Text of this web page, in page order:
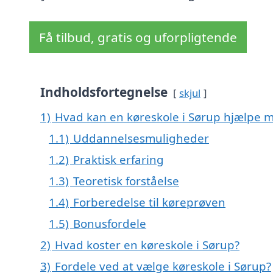
Få tilbud, gratis og uforpligtende
Indholdsfortegnelse skjul
1) Hvad kan en køreskole i Sørup hjælpe
1.1) Uddannelsesmuligheder
1.2) Praktisk erfaring
1.3) Teoretisk forståelse
1.4) Forberedelse til køreprøven
1.5) Bonusfordele
2) Hvad koster en køreskole i Sørup?
3) Fordele ved at vælge køreskole i Sørup?